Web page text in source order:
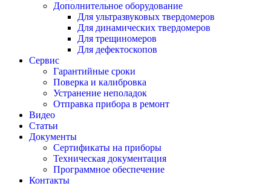
Дополнительное оборудование
Для ультразвуковых твердомеров
Для динамических твердомеров
Для трещиномеров
Для дефектоскопов
Сервис
Гарантийные сроки
Поверка и калибровка
Устранение неполадок
Отправка прибора в ремонт
Видео
Статьи
Документы
Сертификаты на приборы
Техническая документация
Программное обеспечение
Контакты